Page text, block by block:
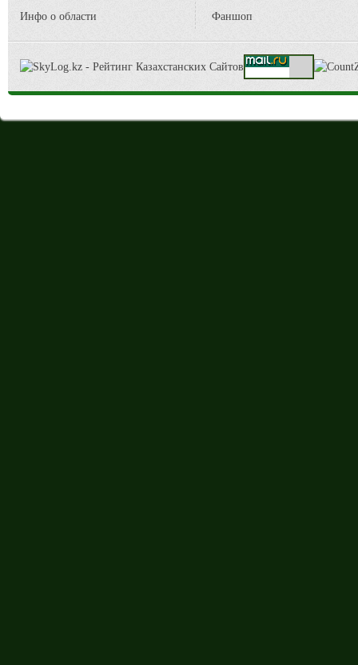
Инфо о области
Фаншоп